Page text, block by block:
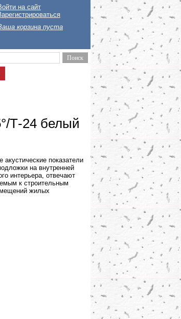
на сайт
корзина пуста
Т-24 белый
показатели
на внутренней
интерьера, отвечают
к строительным
жилых